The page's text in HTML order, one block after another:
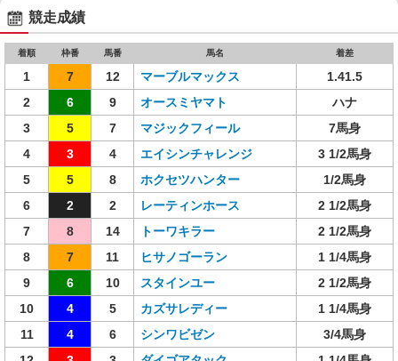
競走成績
着順 枠番 馬番 馬名 着差
1 7 12 マーブルマックス
1.41.5
2
6 9 オースミヤマト
ハナ
3
5 7 マジックフィール
7馬身
4
3 4 エイシンチャレンジ
3 1/2馬身
5
5 8 ホクセツハンター
1/2馬身
6
2 2 レーティンホース
2 1/2馬身
7
8 14 トーワキラー
2 1/2馬身
8
7 11 ヒサノゴーラン
1 1/4馬身
9
6 10 スタインユー
2 1/2馬身
10
4 5 カズサレディー
1 1/4馬身
11
4 6 シンワビゼン
3/4馬身